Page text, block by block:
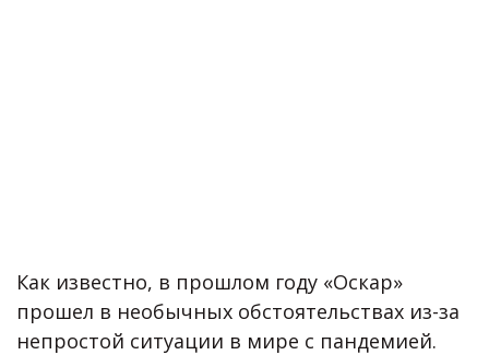
Как известно, в прошлом году «Оскар»
прошел в необычных обстоятельствах из-за
непростой ситуации в мире с пандемией.